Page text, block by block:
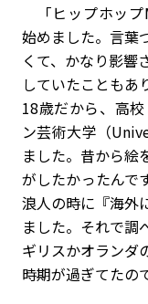
「ヒップホップ
始めました。言葉
くて、かなり影響
していたこともあ
18歳だから、高
ン芸術大学（
ました。昔から絵
がしたかったんで
浪人の時に『海外
ました。それで調
ギリスかオランダ
時期が過ぎてたの